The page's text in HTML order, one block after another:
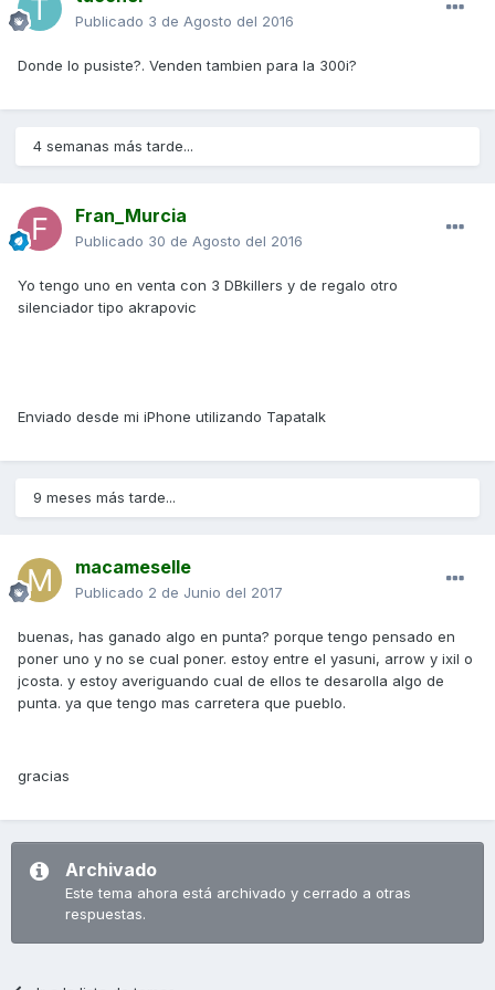
Publicado 3 de Agosto del 2016
Donde lo pusiste?. Venden tambien para la 300i?
4 semanas más tarde...
Fran_Murcia
Publicado 30 de Agosto del 2016
Yo tengo uno en venta con 3 DBkillers y de regalo otro
silenciador tipo akrapovic
Enviado desde mi iPhone utilizando Tapatalk
9 meses más tarde...
macameselle
Publicado 2 de Junio del 2017
buenas, has ganado algo en punta? porque tengo pensado en
poner uno y no se cual poner. estoy entre el yasuni, arrow y ixil o
jcosta. y estoy averiguando cual de ellos te desarolla algo de
punta. ya que tengo mas carretera que pueblo.
gracias
Archivado
Este tema ahora está archivado y cerrado a otras
respuestas.